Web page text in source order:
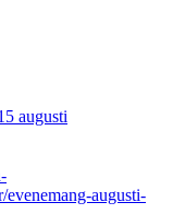
augusti
evenemang-augusti-